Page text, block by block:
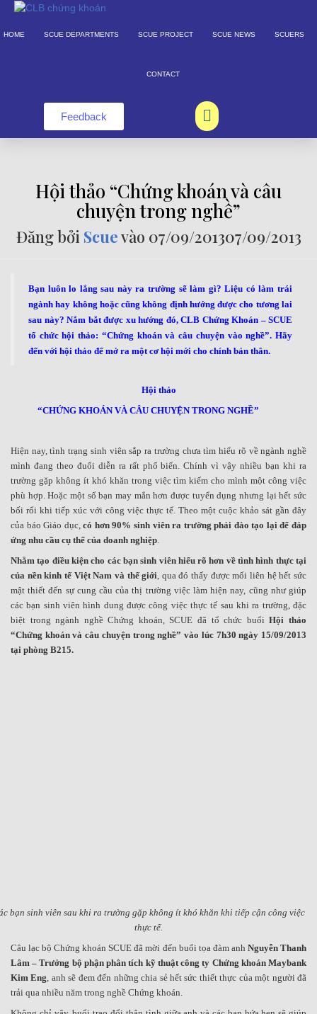
HOME SCUE DEPARTMENTS SCUE PROJECT SCUE NEWS SCUERS
CONTACT
Feedback
Hội thảo “Chứng khoán và câu
chuyện trong nghề”
Đăng bởi Scuevào 07/09/201307/09/2013
Bạn luôn lo lắng sau này ra trường sẽ làm gì? Liệu có làm trái
ngành hay không hoặc cũng không định hướng được cho tương lai
sau này? Nắm bắt được xu hướng đó, CLB Chứng Khoán – SCUE
tổ chức hội thảo: “Chứng khoán và câu chuyện vào nghề”. Hãy
đến với hội thảo để mở ra một cơ hội mới cho chính bản thân.
Hội thảo
“CHỨNG KHOÁN VÀ CÂU CHUYỆN TRONG NGHỀ”
Hiện nay, tình trạng sinh viên sắp ra trường chưa tìm hiểu rõ về ngành nghề
mình đang theo đuổi diễn ra rất phổ biến. Chính vì vậy nhiều bạn khi ra
trường gặp không ít khó khăn trong việc tìm kiếm cho mình một công việc
phù hợp. Hoặc một số bạn may mắn hơn được tuyển dụng nhưng lại hết sức
bối rối khi tiếp xúc với công việc thực tế. Theo một cuộc khảo sát gần đây
của báo Giáo dục,có hơn 90% sinh viên ra trường phải đào tạo lại để đáp
ứng nhu cầu cụ thể của doanh nghiệp.
Nhằm tạo điều kiện cho các bạn sinh viên hiểu rõ hơn về tình hình thực tại
của nền kinh tế Việt Nam và thế giới, qua đó thấy được mối liên hệ hết sức
mật thiết đến sự cung cầu của thị trường việc làm hiện nay, cũng như giúp
các bạn sinh viên hình dung được công việc thực tế sau khi ra trường, đặc
biệt trong ngành nghề Chứng khoán, SCUE đã tổ chức buổiHội thảo
“Chứng khoán và câu chuyện trong nghề” vào lúc 7h30 ngày 15/09/2013
tại phòng B215.
bạn sinh viên sau khi ra trường gặp không ít khó khăn khi tiếp cận công việc
thực tế.
Câu lạc bộ Chứng khoán SCUE đã mời đến buổi tọa đàm anh Nguyễn Thanh
Lâm – Trưởng bộ phận phân tích kỹ thuật công ty Chứng khoán Maybank
Kim Eng, anh sẽ đem đến những chia sẻ hết sức thiết thực của một người đã
trải qua nhiều năm trong nghề Chứng khoán.